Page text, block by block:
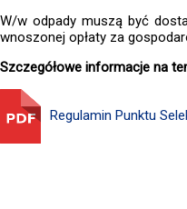
W/w odpady muszą być
wnoszonej opłaty za
Szczegółowe informacje na
Regulamin Punktu